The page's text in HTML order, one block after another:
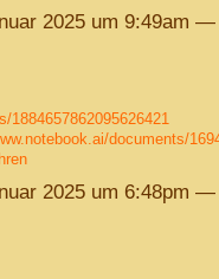
2025 um 9:49am —
1884657862095626421
documents/
2025 um 6:48pm —